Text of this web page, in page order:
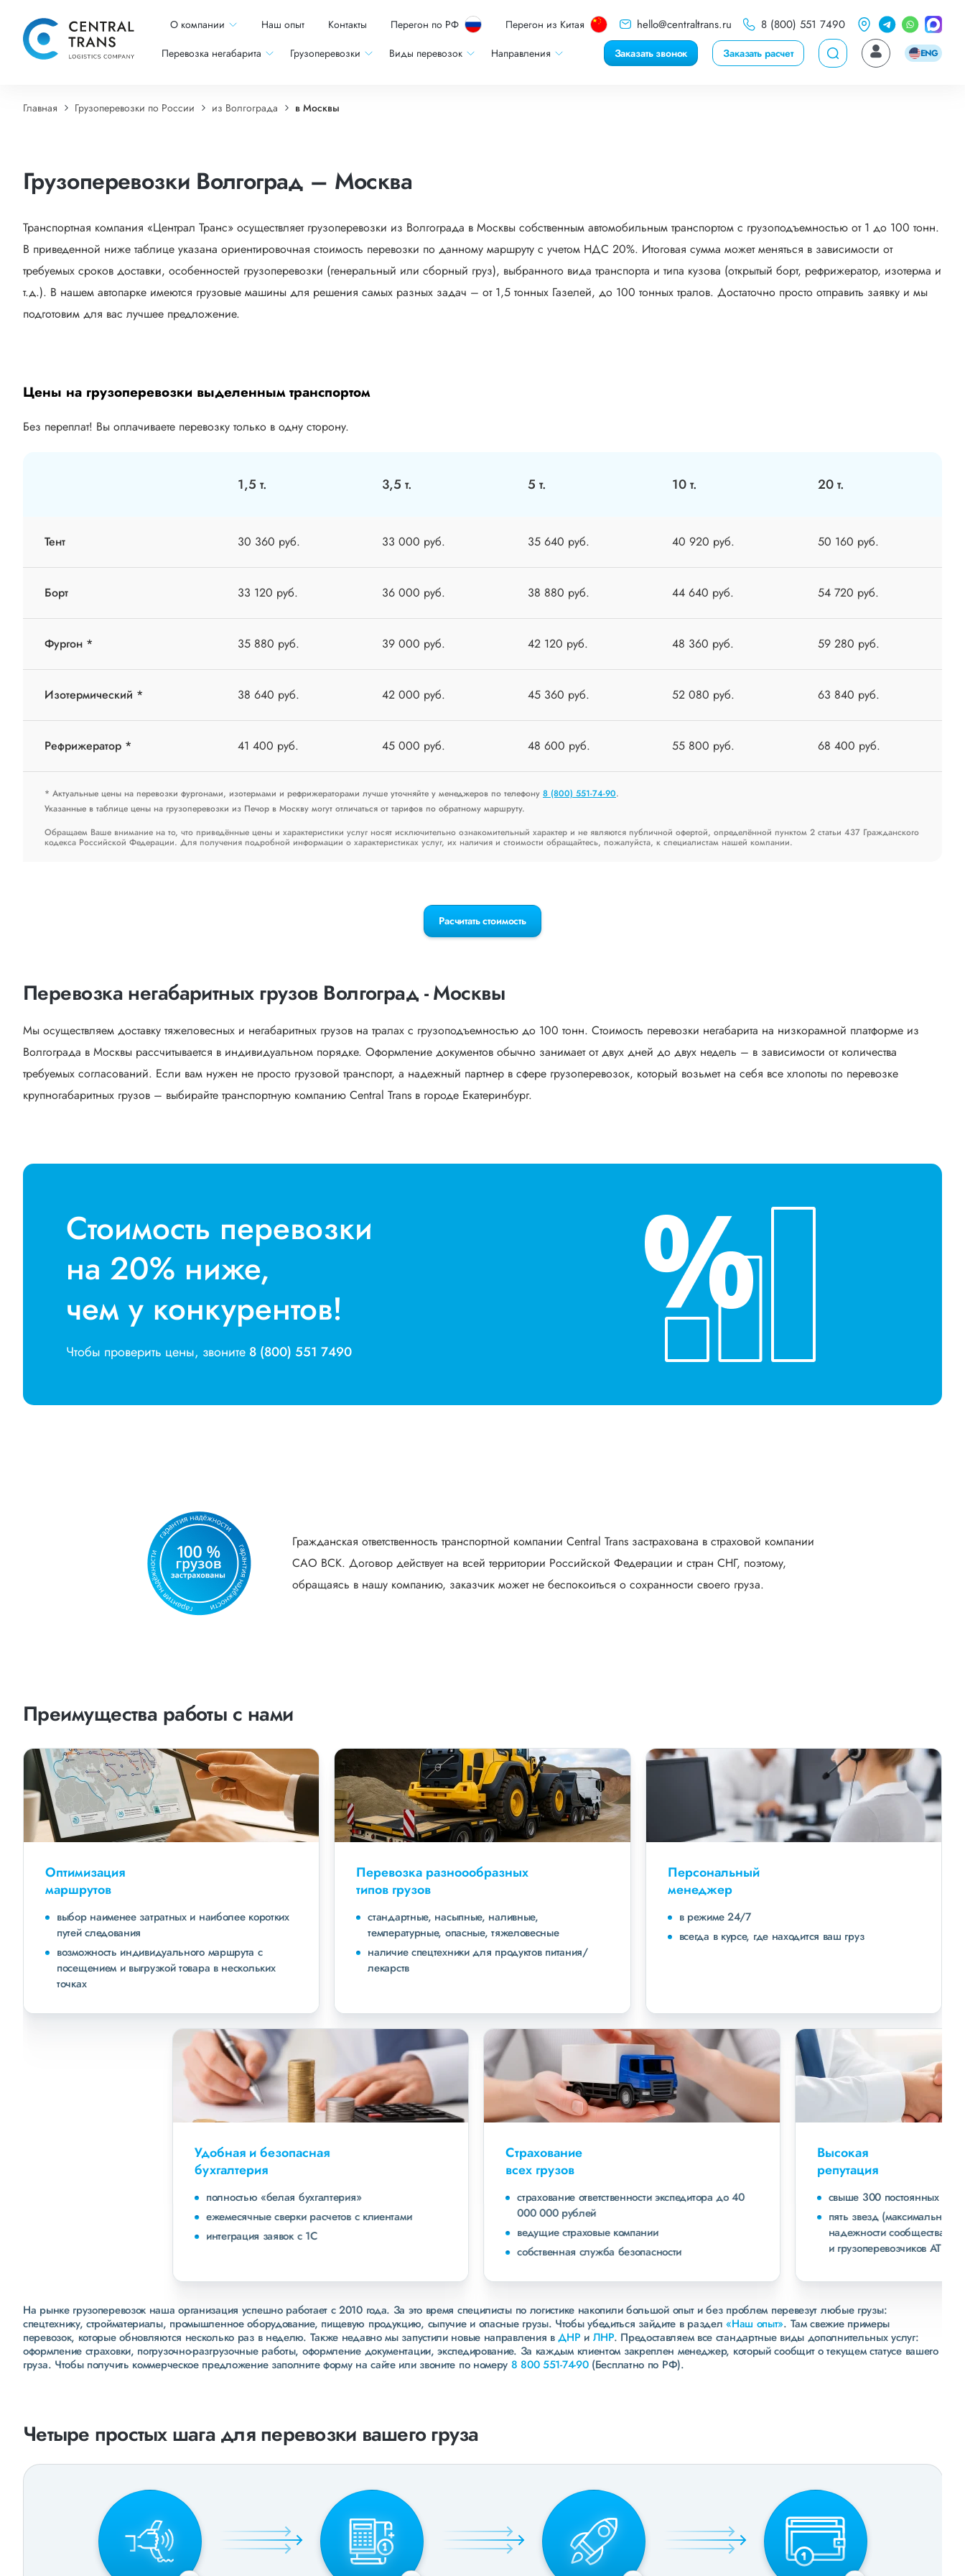
О компании Наш опыт Контакты Перегон по РФ Перегон из Китая hello@centraltrans.ru 8 (800) 551 7490
Перевозка негабарита Грузоперевозки Виды перевозок Направления Заказать звонок Заказать расчет ENG
Главная Грузоперевозки по России из Волгограда в Москвы
Грузоперевозки Волгоград – Москва
Транспортная компания «Централ Транс» осуществляет грузоперевозки из Волгограда в Москвы собственным автомобильным транспортом с грузоподъемностью от 1 до 100 тонн.
В приведенной ниже таблице указана ориентировочная стоимость перевозки по данному маршруту с учетом НДС 20%. Итоговая сумма может меняться в зависимости от
требуемых сроков доставки, особенностей грузоперевозки (генеральный или сборный груз), выбранного вида транспорта и типа кузова (открытый борт, рефрижератор, изотерма и
т.д.). В нашем автопарке имеются грузовые машины для решения самых разных задач – от 1,5 тонных Газелей, до 100 тонных тралов. Достаточно просто отправить заявку и мы
подготовим для вас лучшее предложение.
Цены на грузоперевозки выделенным транспортом
Без переплат! Вы оплачиваете перевозку только в одну сторону.
1,5 т. 3,5 т. 5 т. 10 т. 20 т.
Тент 30 360 руб. 33 000 руб. 35 640 руб. 40 920 руб. 50 160 руб.
Борт 33 120 руб. 36 000 руб. 38 880 руб. 44 640 руб. 54 720 руб.
Фургон * 35 880 руб. 39 000 руб. 42 120 руб. 48 360 руб. 59 280 руб.
Изотермический * 38 640 руб. 42 000 руб. 45 360 руб. 52 080 руб. 63 840 руб.
Рефрижератор * 41 400 руб. 45 000 руб. 48 600 руб. 55 800 руб. 68 400 руб.
* Актуальные цены на перевозки фургонами, изотермами и рефрижераторами лучше уточняйте у менеджеров по телефону 8 (800) 551-74-90.
Указанные в таблице цены на грузоперевозки из Печор в Москву могут отличаться от тарифов по обратному маршруту.
Обращаем Ваше внимание на то, что приведённые цены и характеристики услуг носят исключительно ознакомительный характер и не являются публичной офертой, определённой пунктом 2 статьи 437 Гражданского
кодекса Российской Федерации. Для получения подробной информации о характеристиках услуг, их наличия и стоимости обращайтесь, пожалуйста, к специалистам нашей компании.
Расчитать стоимость
Перевозка негабаритных грузов Волгоград - Москвы
Мы осуществляем доставку тяжеловесных и негабаритных грузов на тралах с грузоподъемностью до 100 тонн. Стоимость перевозки негабарита на низкорамной платформе из
Волгограда в Москвы рассчитывается в индивидуальном порядке. Оформление документов обычно занимает от двух дней до двух недель – в зависимости от количества
требуемых согласований. Если вам нужен не просто грузовой транспорт, а надежный партнер в сфере грузоперевозок, который возьмет на себя все хлопоты по перевозке
крупногабаритных грузов – выбирайте транспортную компанию Central Trans в городе Екатеринбург.
Стоимость перевозки
на 20% ниже,
чем у конкурентов!
Чтобы проверить цены, звоните 8 (800) 551 7490
Гражданская ответственность транспортной компании Central Trans застрахована в страховой компании
САО ВСК. Договор действует на всей территории Российской Федерации и стран СНГ, поэтому,
обращаясь в нашу компанию, заказчик может не беспокоиться о сохранности своего груза.
Преимущества работы с нами
Оптимизация
маршрутов
выбор наименее затратных и наиболее коротких
путей следования
возможность индивидуального маршрута с
посещением и выгрузкой товара в нескольких
точках
Перевозка разноообразных
типов грузов
стандартные, насыпные, наливные,
температурные, опасные, тяжеловесные
наличие спецтехники для продуктов питания/
лекарств
Персональный
менеджер
в режиме 24/7
всегда в курсе, где находится ваш груз
полностью «белая бухгалтерия»
ежемесячные сверки расчетов с клиентами
страхование ответственности экспедитора до 40
000 000 рублей
ведущие страховые компании
собственная служба безопасности
свыше 300 постоянных клиентов
пять звезд (максимальная оценка) в рейтинге
надежности сообщества транспортных компаний
и грузоперевозчиков АТИ
На рынке грузоперевозок наша организация успешно работает с 2010 года. За это время специлисты по логистике накопили большой опыт и без проблем перевезут любые грузы:
спецтехнику, стройматериалы, промышленное оборудование, пищевую продукцию, сыпучие и опасные грузы. Чтобы убедиться зайдите в раздел«Наш опыт». Там свежие примеры
перевозок, которые обновляются несколько раз в неделю. Также недавно мы запустили новые направления вДНР и ЛНР. Предоставляем все стандартные виды дополнительных услуг:
оформление страховки, погрузочно-разгрузочные работы, оформление документации, экспедирование. За каждым клиентом закреплен менеджер, который сообщит о текущем статусе вашего
груза. Чтобы получить коммерческое предложение заполните форму на сайте или звоните по номеру 8 800 551-74-90(Бесплатно по РФ).
Четыре простых шага для перевозки вашего груза